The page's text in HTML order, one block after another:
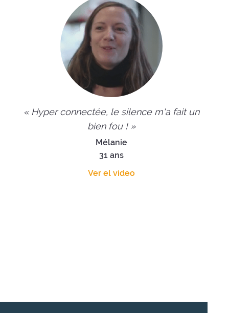
« Hyper connectée, le silence m'a fait un
bien fou ! »
Mélanie
31 ans
Ver el video